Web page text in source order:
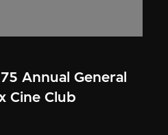
Annual General
Cine Club